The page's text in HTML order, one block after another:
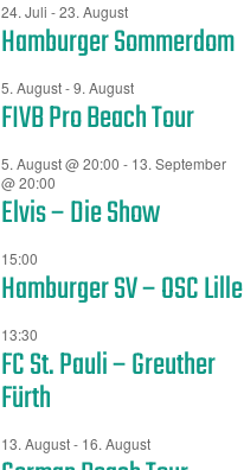
24. Juli -23. August
Hamburger Sommerdom
5. August-9. August
FIVB Pro Beach Tour
5. August @ 20:00 - 13. September
@ 20:00
Elvis – Die Show
15:00
Hamburger SV – OSC Lille
13:30
FC St. Pauli – Greuther
Fürth
13. August- 16. August